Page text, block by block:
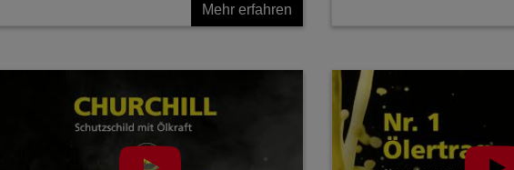
Mehr erfahren